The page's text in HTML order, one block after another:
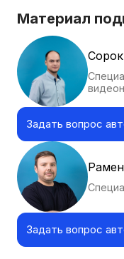
поддержку на
его истечении.
Материал
Задать вопрос
Задать вопрос